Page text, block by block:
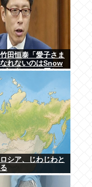
竹田恒泰「愛子さま
れないのはSnow
いないのと同じ」
案はSnow Manに
入るようなもの」
ロシア、じわじわと